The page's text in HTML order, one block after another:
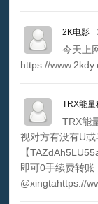
2K电影
今天上
https://
TRX能量
TRX能
视对方有没有U
【
即可0手续费转账
@xingtahttps://